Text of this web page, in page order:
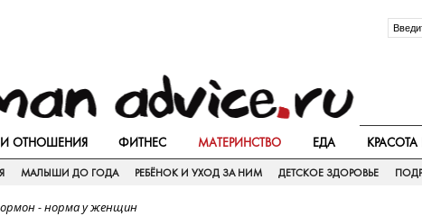
ОТНОШЕНИЯ ФИТНЕС МАТЕРИНСТВО ЕДА
МАЛЫШИ ДО ГОДА РЕБЁНОК И УХОД ЗА НИМ ДЕТСКОЕ ЗДОРОВЬЕ
- норма у женщин